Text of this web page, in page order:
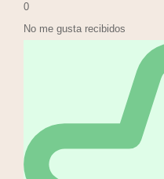
0
No me gusta recibidos